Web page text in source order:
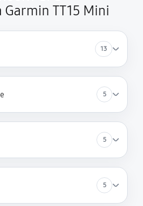
TT15 Mini
13
5
5
5